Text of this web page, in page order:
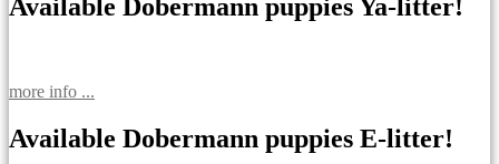
Available Dobermann puppies Ya-litter!
more info ...
Available Dobermann puppies E-litter!